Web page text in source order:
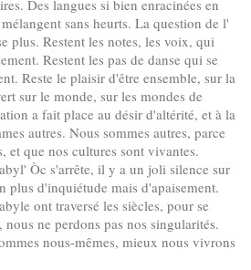
Des langues si bien enracinées en
sans heurts. La question de l'
plus. Restent les notes, les voix, qui
Restent les pas de danse qui se
Reste le plaisir d'être ensemble, sur la
sur le monde, sur les mondes de
a fait place au désir d'altérité, et à la
autres. Nous sommes autres, parce
et que nos cultures sont vivantes.
Òc s'arrête, il y a un joli silence sur
plus d'inquiétude mais d'apaisement.
ont traversé les siècles, pour se
ne perdons pas nos singularités.
nous-mêmes, mieux nous vivrons